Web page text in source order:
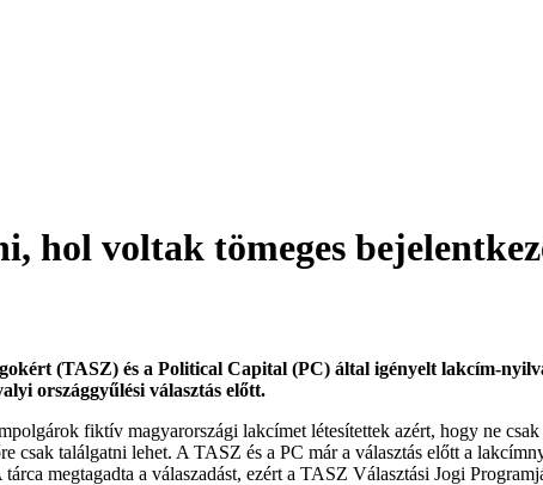
hol voltak tömeges
(TASZ) és a Political Capital (PC) által igényelt lakcím-
országgyűlési választás előtt.
fiktív magyarországi lakcímet létesítettek azért, hogy ne
csak találgatni lehet. A TASZ és a PC már a választás előtt a
megtagadta a válaszadást, ezért a TASZ Választási Jogi